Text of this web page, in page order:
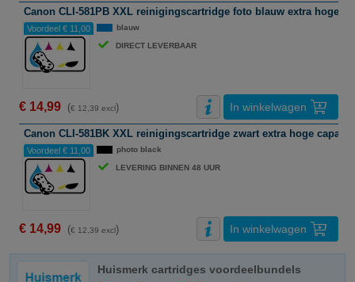
Canon CLI-581PB XXL reinigingscartridge foto blauw extra hoge
Voordeel € 11,00 blauw
DIRECT LEVERBAAR
€ 14,99 (€ 12,39 excl) In winkelwagen
Canon CLI-581BK XXL reinigingscartridge zwart extra hoge
Voordeel € 11,00 photo black
LEVERING BINNEN 48 UUR
€ 14,99 (€ 12,39 excl) In winkelwagen
Huismerk cartridges voordeelbundels